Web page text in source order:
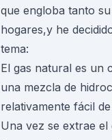
que engloba tanto
hogares,y he
tema:
El gas natural es un
una mezcla de
relativamente fácil
Una vez se extrae